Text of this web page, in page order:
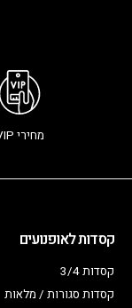
מחירי VIP
קסדות לאופנועים
קסדות 3/4
קסדות סגורות / מלאות